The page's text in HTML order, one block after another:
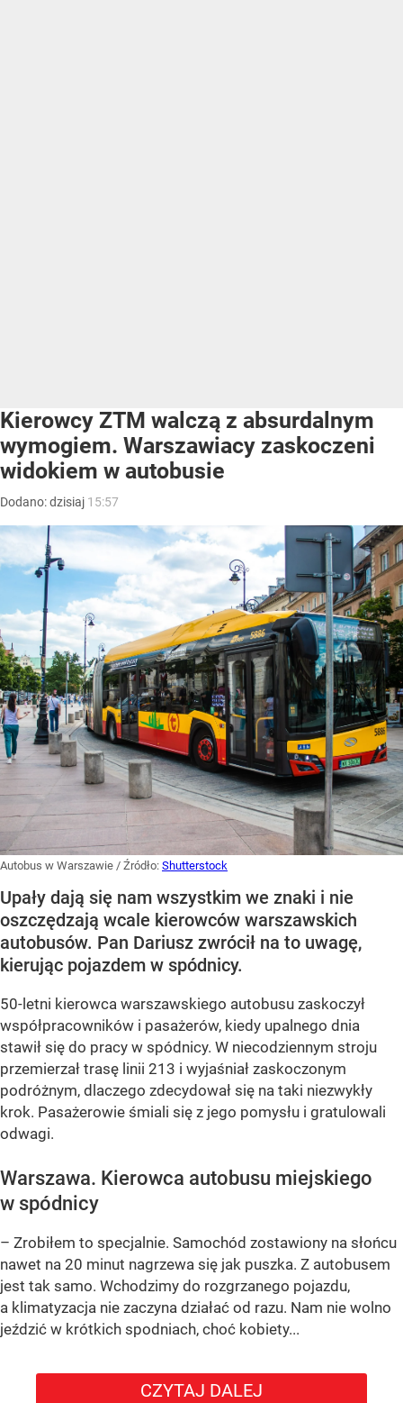
Kierowcy ZTM walczą z absurdalnym
wymogiem. Warszawiacy zaskoczeni
widokiem w autobusie
Dodano:dzisiaj 15:57
Autobus w Warszawie / Źródło: Shutterstock
Upały dają się nam wszystkim we znaki i nie
oszczędzają wcale kierowców warszawskich
autobusów. Pan Dariusz zwrócił na to uwagę,
kierując pojazdem w spódnicy.
50-letni kierowca warszawskiego autobusu zaskoczył
współpracowników i pasażerów, kiedy upalnego dnia
stawił się do pracy w spódnicy. W niecodziennym stroju
przemierzał trasę linii 213 i wyjaśniał zaskoczonym
podróżnym, dlaczego zdecydował się na taki niezwykły
krok. Pasażerowie śmiali się z jego pomysłu i gratulowali
odwagi.
Warszawa. Kierowca autobusu miejskiego
w spódnicy
– Zrobiłem to specjalnie. Samochód zostawiony na słońcu
nawet na 20 minut nagrzewa się jak puszka. Z autobusem
jest tak samo. Wchodzimy do rozgrzanego pojazdu,
a klimatyzacja nie zaczyna działać od razu. Nam nie wolno
jeździć w krótkich spodniach, choć kobiety...
CZYTAJ DALEJ